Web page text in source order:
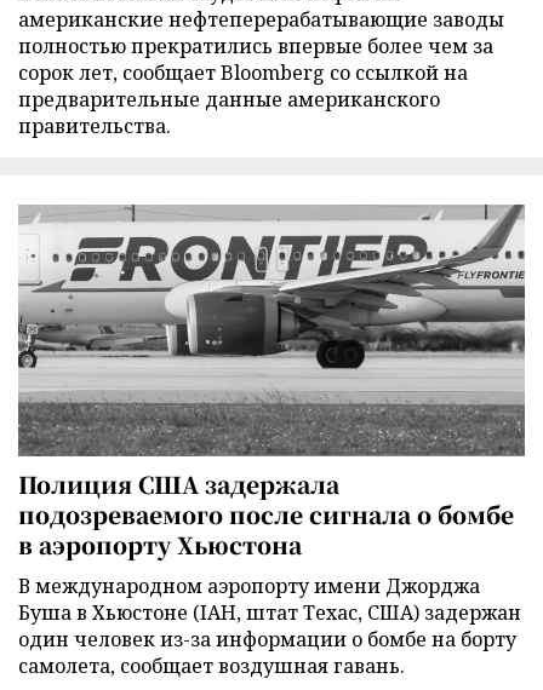
американские нефтеперерабатывающие заводы
полностью прекратились впервые более чем за
сорок лет, сообщает Bloomberg со ссылкой на
предварительные данные американского
правительства.
Полиция США задержала
подозреваемого после сигнала о бомбе
в аэропорту Хьюстона
В международном аэропорту имени Джорджа
Буша в Хьюстоне (IAH, штат Техас, США) задержан
один человек из-за информации о бомбе на борту
самолета, сообщает воздушная гавань.